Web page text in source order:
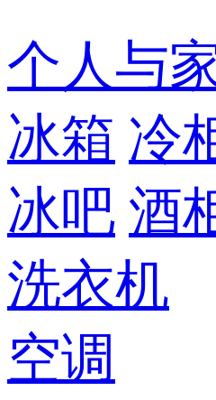
个人与
冰箱 冷
冰吧 酒
洗衣机
空调